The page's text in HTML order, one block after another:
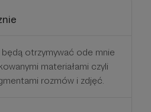
otrzymywać ode mnie
materiałami czyli
rozmów i zdjęć.